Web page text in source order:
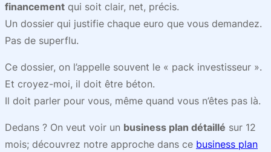
financement qui soit clair, net, précis.
Un dossier qui justifie chaque euro que vous demandez.
Pas de superflu.
Ce dossier, on l’appelle souvent le « pack investisseur ».
Et croyez-moi, il doit être béton.
Il doit parler pour vous, même quand vous n’êtes pas là.
Dedans ? On veut voir un business plan détaillé sur 12
mois; découvrez notre approche dans ce business plan